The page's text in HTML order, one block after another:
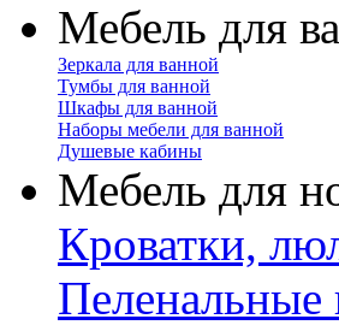
Мебель для
Зеркала для ванной
Тумбы для ванной
Шкафы для ванной
Наборы мебели для ванной
Душевые кабины
Мебель для
Кроватки,